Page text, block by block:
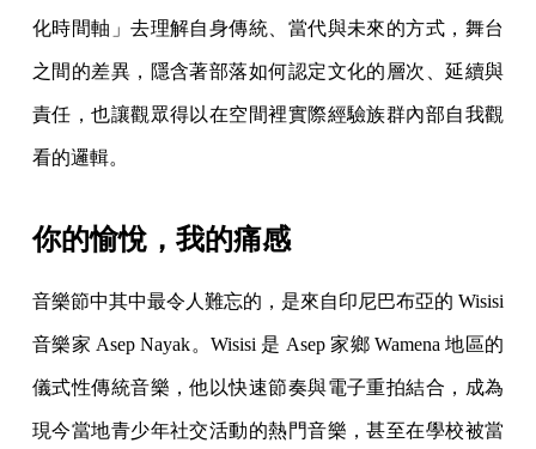
化時間軸」去理解自身傳統、當代與未來的方式，舞台
之間的差異，隱含著部落如何認定文化的層次、延續與
責任，也讓觀眾得以在空間裡實際經驗族群內部自我觀
看的邏輯。
你的愉悅，我的痛感
音樂節中其中最令人難忘的，是來自印尼巴布亞的 Wisisi
音樂家 Asep Nayak。Wisisi 是 Asep 家鄉 Wamena 地區的
儀式性傳統音樂，他以快速節奏與電子重拍結合，成為
現今當地青少年社交活動的熱門音樂，甚至在學校被當